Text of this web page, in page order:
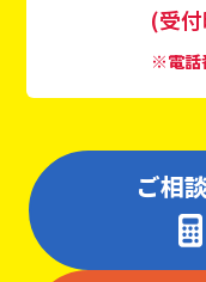
(受
※電話
ご相